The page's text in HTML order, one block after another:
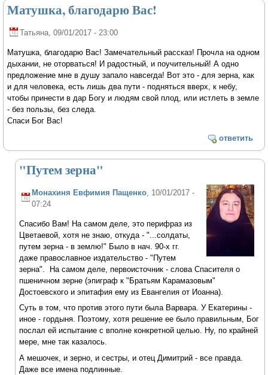
Матушка, благодарю Вас!
Татьяна, 09/01/2017 - 23:00
Матушка, благодарю Вас! Замечательный рассказ! Прочла на одном
дыхании, не оторваться! И радостный, и поучительный! А одно
предложение мне в душу запало навсегда! Вот это - для зерна, как
и для человека, есть лишь два пути - подняться вверх, к небу,
чтобы принести в дар Богу и людям свой плод, или истлеть в земле
- без пользы, без следа.
Спаси Бог Вас!
ответить
"Путем зерна"
Монахиня Евфимия Пащенко , 10/01/2017 -
07:24
Спасибо Вам! На самом деле, это перифраз из
Цветаевой, хотя не знаю, откуда - "...солдаты,
путем зерна - в землю!" Было в нач. 90-х гг.
даже православное издательство - "Путем
зерна". На самом деле, первоисточник - слова Спасителя о
пшеничном зерне (эпиграф к "Братьям Карамазовым"
Достоевского и эпитафия ему из Евангелия от Иоанна).
Суть в том, что против этого пути была Варвара. У Екатерины -
иное - гордыня. Поэтому, хотя решение ее было правильным, Бог
послал ей испытание с вполне конкретной целью. Ну, по крайней
мере, мне так казалось.
А мешочек, и зерно, и сестры, и отец Димитрий - все правда.
Даже все имена подлинные.